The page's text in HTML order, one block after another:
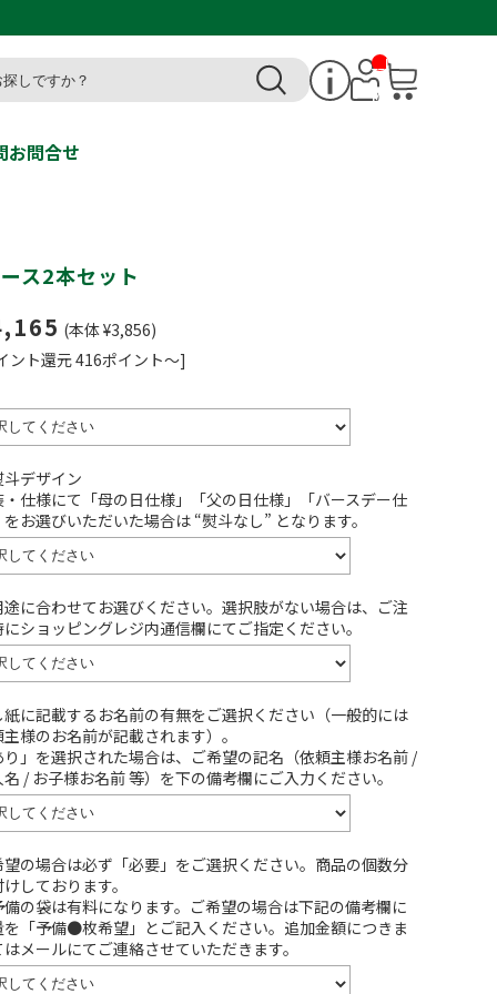
__I
T
M_
お問合せ
ス2本セット
(本体 ¥3,856)
ント還元 416ポイント～]
斗デザイン
・仕様にて「母の日仕様」「父の日仕様」「バースデー仕
お選びいただいた場合は “熨斗なし” となります。
途に合わせてお選びください。選択肢がない場合は、ご注
ショッピングレジ内通信欄にてご指定ください。
紙に記載するお名前の有無をご選択ください（一般的には
様のお名前が記載されます）。
り」を選択された場合は、ご希望の記名（依頼主様お名前 /
/ お子様お名前 等）を下の備考欄にご入力ください。
望の場合は必ず「必要」をご選択ください。商品の個数分
しております。
の袋は有料になります。ご希望の場合は下記の備考欄に
を「予備●枚希望」とご記入ください。追加金額につきま
メールにてご連絡させていただきます。